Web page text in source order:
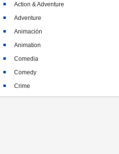
Action & Adventure
Adventure
Animación
Animation
Comedia
Comedy
Crime